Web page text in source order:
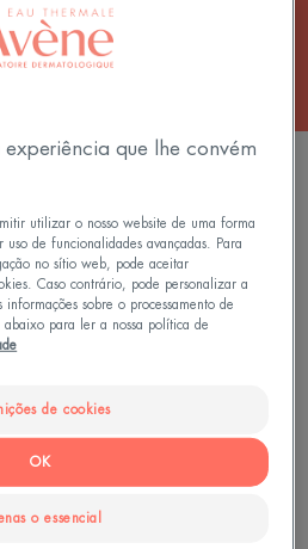
PRODUTOS
com a pele
que lhe convém
utilizar o nosso website de uma forma
de funcionalidades avançadas. Para
no sítio web, pode aceitar
Caso contrário, pode personalizar a
sobre o processamento de
abaixo para ler a nossa política de
de cookies
o essencial
OK